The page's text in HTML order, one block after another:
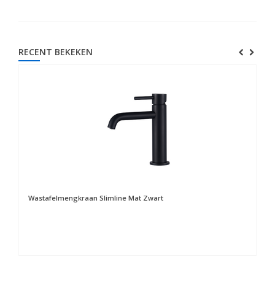
RECENT BEKEKEN
Wastafelmengkraan Slimline Mat Zwart